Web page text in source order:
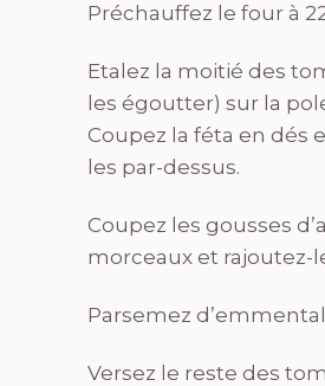
Préchauffez le four à
Etalez la moitié des
les égoutter) sur la
Coupez la féta en dés
les par-dessus.
Coupez les gousses
morceaux et rajoutez-
Parsemez
Versez le reste des